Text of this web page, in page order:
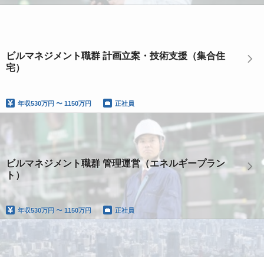
ビルマネジメント職群 計画立案・技術支援（集合住
宅）
年収530万円 〜 1150万円 正社員
ビルマネジメント職群 管理運営（エネルギープラン
ト）
年収530万円 〜 1150万円 正社員